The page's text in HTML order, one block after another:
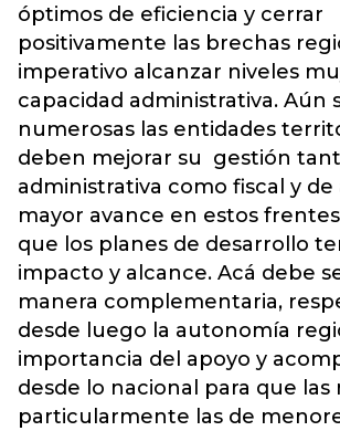
óptimos de eficiencia y cerrar
positivamente las brechas
imperativo alcanzar niveles
capacidad administrativa. Aún
numerosas las entidades
deben mejorar su gestión
administrativa como fiscal y
mayor avance en estos
que los planes de desarrollo
impacto y alcance. Acá debe
manera complementaria,
desde luego la autonomía
importancia del apoyo y
desde lo nacional para que las
particularmente las de